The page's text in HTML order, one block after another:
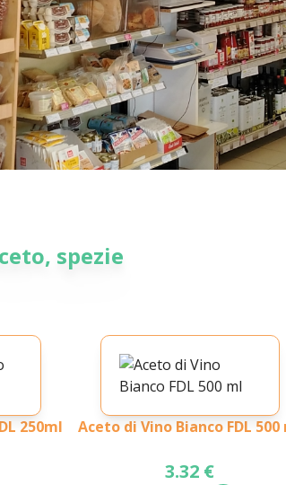
spezie
250ml Aceto di Vino Bianco FDL 500
3.32 €